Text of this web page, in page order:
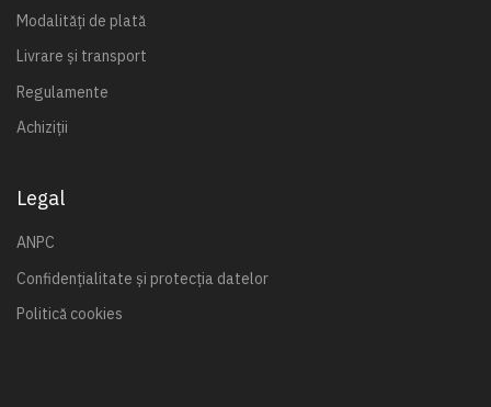
Modalități de plată
Livrare și transport
Regulamente
Achiziții
Legal
ANPC
Confidențialitate și protecția datelor
Politică cookies